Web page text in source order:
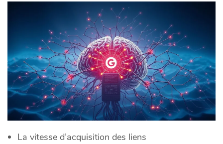
La vitesse d’acquisition des liens